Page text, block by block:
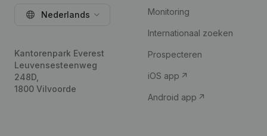
Nederlands
Kantorenpark Everest
Leuvensesteenweg
248D,
1800 Vilvoorde
Monitoring
Internationaal zoeken
Prospecteren
iOS app
Android app